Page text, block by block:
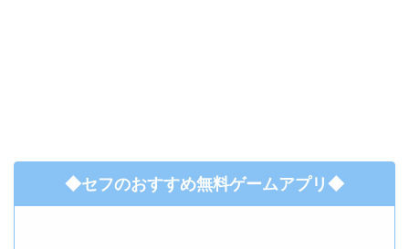
◆セフのおすすめ無料ゲームアプリ◆